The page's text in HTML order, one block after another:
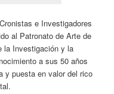
e Investigadores
al Patronato de Arte de
la Investigación y la
a sus 50 años
y puesta en valor del rico